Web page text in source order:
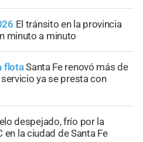
El tránsito en la provincia
minuto a minuto
flotaSanta Fe renovó más de
ya se presta con
despejado, frío por la
en la ciudad de Santa Fe